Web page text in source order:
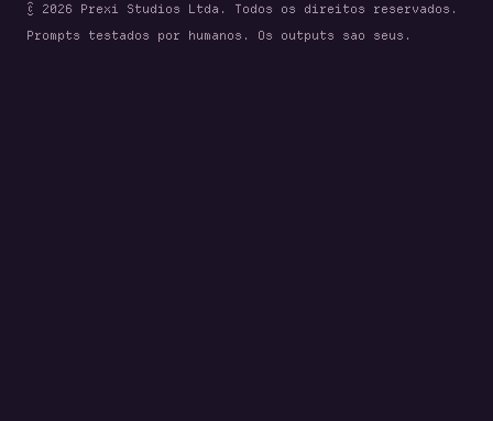
© 2026 Prexi Studios Ltda. Todos os direitos reservados.
Prompts testados por humanos. Os outputs sao seus.